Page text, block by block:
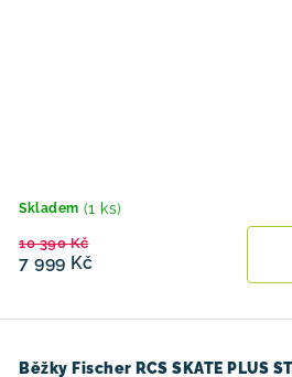
Skladem (1 ks)
7 999 Kč
10 390 Kč
Běžky Fischer RCS SKATE PLUS